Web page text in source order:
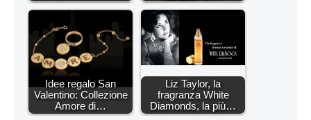
Idee regalo San
Valentino: Collezione
Amore di…
Liz Taylor, la
fragranza White
Diamonds, la più…